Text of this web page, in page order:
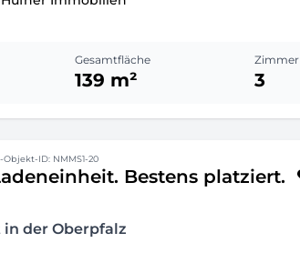
Gesamtfläche
139 m²
Zimmer
3
ID: NMMS1-20
Bestens platziert.
der Oberpfalz